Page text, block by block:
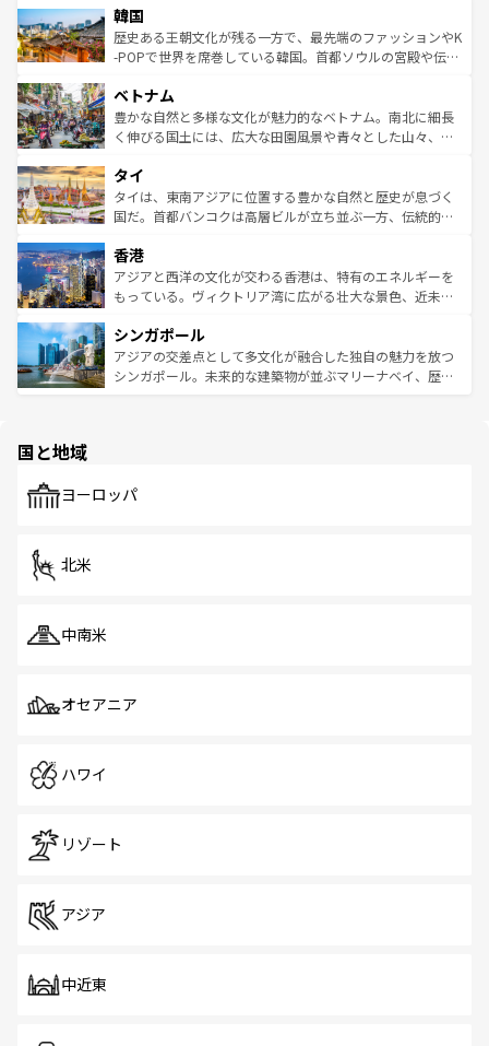
はコンテンツ一覧
いる。アクティビティも充実しており、サーフィンやダイ
ビング、ハイキングなど、アウトドア好きにはたまらな
い。オーストラリアの多彩な魅力を存分に味わいつくそ
参照してほしい。
ン）、静ひつな山岳地帯である台湾東部など、都市の喧騒
と山間の静けさが共存しており、訪れる人に新しい発見と
驚きをもたらしてくれる。また、奥深い台湾の食文化も魅
容にもいいと評判のスイーツなど、バラエティ豊かな料理
が味わえる。 なお、新着の台湾情報は コンテンツ一覧を参
照してほしい。
韓国
歴史ある王朝文化が残る一方で、最先端のファッションやK
-POPで世界を席巻している韓国。首都ソウルの宮殿や伝統
き、地方に足を延ばせば四季折々の自然美を楽しむことが
できる。そして、キムチや焼肉、絶品のストリートフード
まで、さまざまな韓国料理が待っている。夜には、韓国な
リティに包まれながら、韓国の多彩な魅力を心ゆくまで味
わってみてほしい。 なお、新着の韓国情報はコンテンツ一
覧を参照してほしい。
ベトナム
豊かな自然と多様な文化が魅力的なベトナム。南北に細長
く伸びる国土には、広大な田園風景や青々とした山々、世
急速な発展と共に伝統が息づく。ハノイの古い町並みやホ
ーチミン市のフランス統治時代の建物も、独特の雰囲気を
醸し出している。また、バラエティの豊かさとおいしさで
とつ。フォーやバインミー、ベトナムコーヒーなどは、ぜ
ひ現地で味わいたい。どの地域を訪れてもあたたかい人々
が旅行者を迎えてくれるので、きっと忘れられない旅にな
参照してほしい。
タイ
タイは、東南アジアに位置する豊かな自然と歴史が息づく
国だ。首都バンコクは高層ビルが立ち並ぶ一方、伝統的な
の活気が交差している。北部ではチェンマイなどの山岳地
帯で自然と触れ合い、南部ではプーケットやクラビの美し
いビーチでリゾート気分を楽しむことができる。タイ料理
激する。気候は一年中温暖で、どの季節にも異なる楽しみ
が待っている。親しみやすいタイの人々、仏教を中心とし
た文化、そして多様な観光資源が、訪れる旅人を魅了し続
香港
アジアと西洋の文化が交わる香港は、特有のエネルギーを
もっている。ヴィクトリア湾に広がる壮大な景色、近未来
み、どこを訪れても感動するはず。観光スポットが密集し
ており、効率よく見どころを回れるのも魅力。息をのむよ
うな絶景から文化的な体験まで、香港を存分に楽しみ尽く
シンガポール
アジアの交差点として多文化が融合した独自の魅力を放つ
シンガポール。未来的な建築物が並ぶマリーナベイ、歴史
で、ホーカーズは地元の風情を楽しめる外せないスポット
国と地域
ヨーロッパ
北米
中南米
オセアニア
ハワイ
リゾート
アジア
中近東